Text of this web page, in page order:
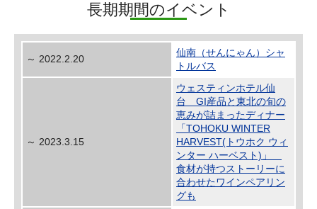
長期期間のイベント
～ 2022.2.20
仙南（せんにゃん）シャ
トルバス
～ 2023.3.15
ウェスティンホテル仙
台 GI産品と東北の旬の
恵みが詰まったディナー
「TOHOKU WINTER
HARVEST(トウホク ウィ
ンター ハーベスト)」
食材が持つストーリーに
合わせたワインペアリン
グも